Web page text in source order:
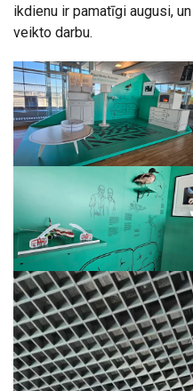
ikdienu ir pamatīgi augusi,
veikto darbu.